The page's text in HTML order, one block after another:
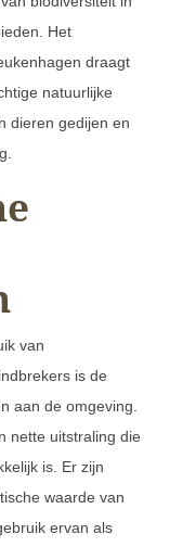
Het
draagt
natuurlijke
dieren gedijen en
van
is de
aan de omgeving.
nette uitstraling die
is. Er zijn
waarde van
ervan als